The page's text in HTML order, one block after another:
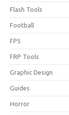
Flash Tools
Football
FPS
FRP Tools
Graphic Design
Guides
Horror